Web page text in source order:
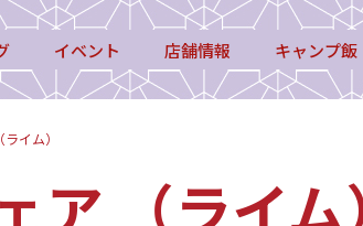
イベント 店舗情報 キャンプ飯
イム）
（ライム